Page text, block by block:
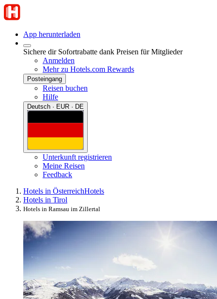
App herunterladen
Sichere dir Sofortrabatte dank Preisen für Mitglieder
Anmelden
Mehr zu Hotels.com Rewards
Posteingang
Reisen buchen
Hilfe
Deutsch · EUR · DE
Unterkunft registrieren
Meine Reisen
Feedback
Hotels in ÖsterreichHotels
Hotels in Tirol
Hotels in Ramsau im Zillertal